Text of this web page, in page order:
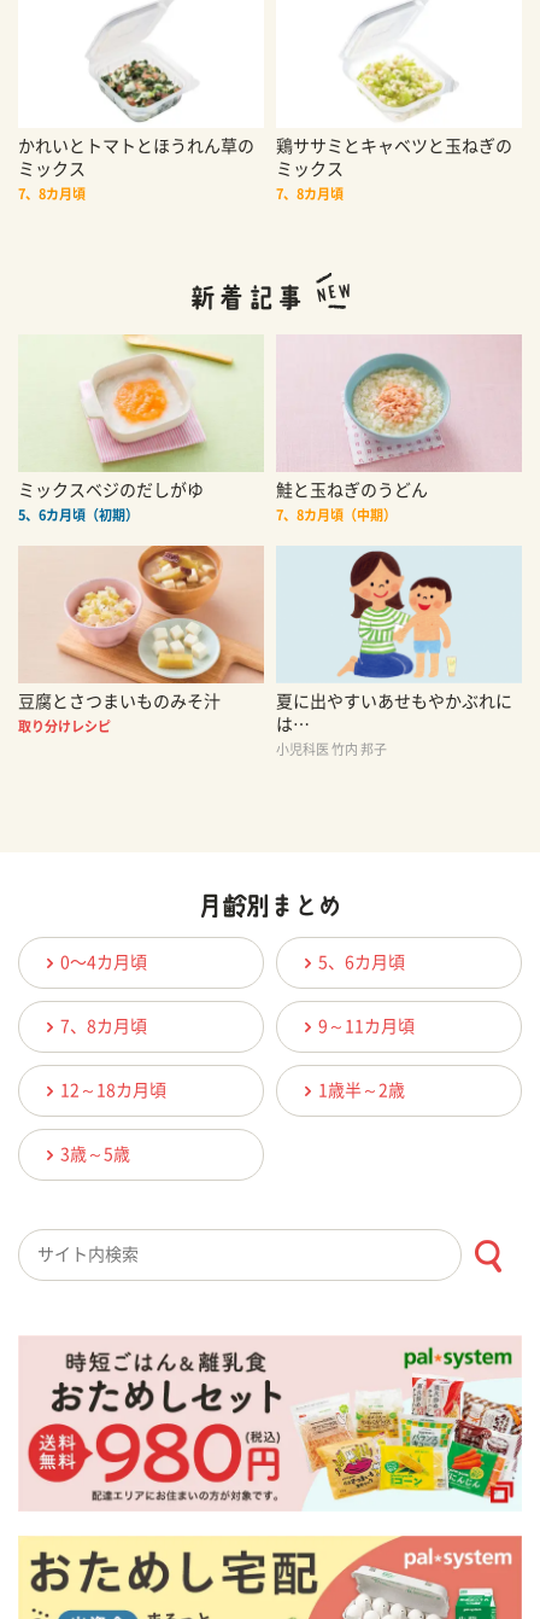
かれいとトマトとほうれん草の
ミックス
7、8カ月頃
鶏ササミとキャベツと玉ねぎの
ミックス
7、8カ月頃
ミックスベジのだしがゆ
5、6カ月頃（初期）
鮭と玉ねぎのうどん
7、8カ月頃（中期）
豆腐とさつまいものみそ汁
取り分けレシピ
夏に出やすいあせもやかぶれに
は…
小児科医 竹内 邦子
0〜4カ月頃 5、6カ月頃
7、8カ月頃 9～11カ月頃
12～18カ月頃 1歳半～2歳
3歳～5歳
検索キーワード入力